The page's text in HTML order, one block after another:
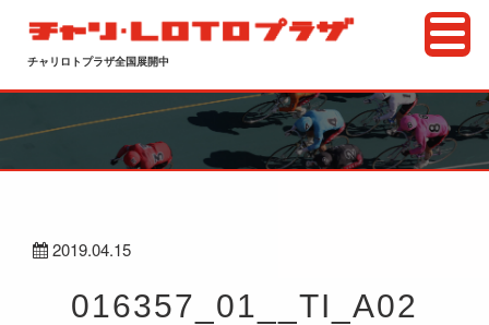
チャリロトプラザ全国展開中
2019.04.15
016357_01__TI_A02